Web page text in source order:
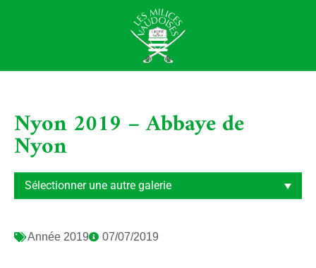
Nyon 2019 – Abbaye de
Nyon
Année 2019 07/07/2019